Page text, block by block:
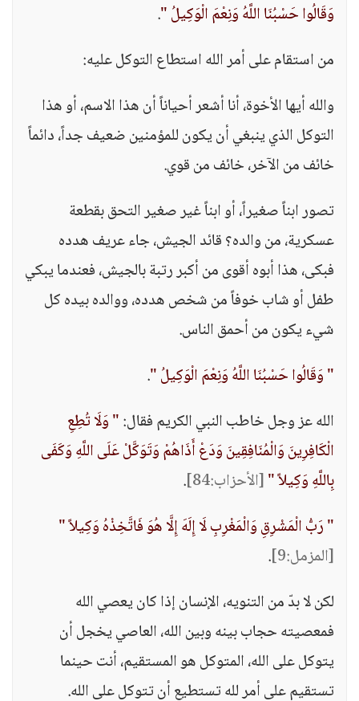
وَقَالُوا حَسْبُنَا اللَّهُ وَنِعْمَ الْوَكِيلُ ".
من استقام على أمر الله استطاع التوكل عليه:
والله أيها الأخوة، أنا أشعر أحياناً أن هذا الاسم، أو هذا
التوكل الذي ينبغي أن يكون للمؤمنين ضعيف جداً، دائماً
خائف من الآخر، خائف من قوي.
تصور ابناً صغيراً، أو ابناً غير صغير التحق بقطعة
عسكرية، من والده؟ قائد الجيش، جاء عريف هدده
فبكى، هذا أبوه أقوى من أكبر رتبة بالجيش، فعندما يبكي
طفل أو شاب خوفاً من شخص هدده، ووالده بيده كل
شيء يكون من أحمق الناس.
" وَقَالُوا حَسْبُنَا اللَّهُ وَنِعْمَ الْوَكِيلُ ".
الله عز وجل خاطب النبي الكريم فقال:" وَلَا تُطِعِ
الْكَافِرِينَ وَالْمُنَافِقِينَ وَدَعْ أَذَاهُمْ وَتَوَكَّلْ عَلَى اللَّهِ وَكَفَى
بِاللَّهِ وَكِيلاً "[الأحزاب:84]
.
" رَبُّ الْمَشْرِقِ وَالْمَغْرِبِ لَا إِلَهَ إِلَّا هُوَ فَاتَّخِذْهُ وَكِيلاً "
[المزمل:9] .
لكن لا بدّ من التنويه، الإنسان إذا كان يعصي الله
فمعصيته حجاب بينه وبين الله، العاصي يخجل أن
يتوكل على الله، المتوكل هو المستقيم، أنت حينما
تستقيم على أمر لله تستطيع أن تتوكل على الله.